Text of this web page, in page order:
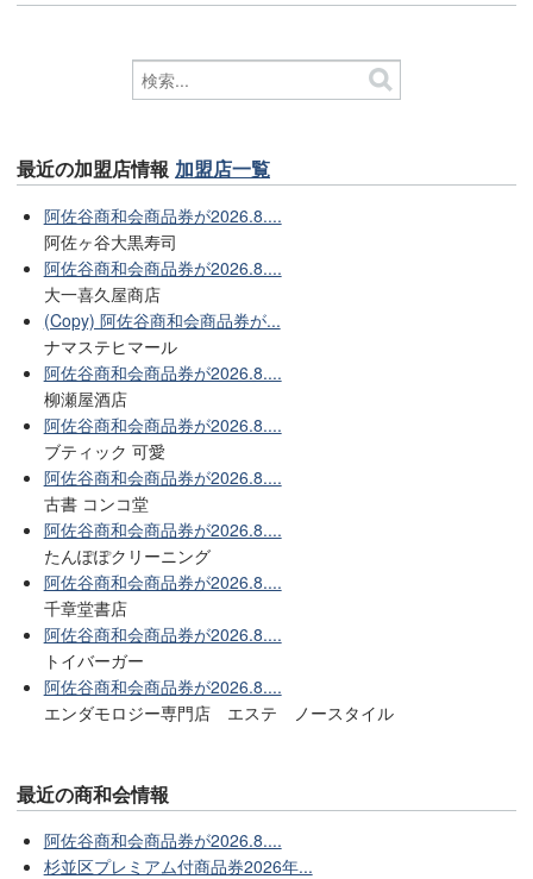
最近の加盟店情報 加盟店一覧
阿佐谷商和会商品券が2026.8....
阿佐ヶ谷大黒寿司
阿佐谷商和会商品券が2026.8....
大一喜久屋商店
(Copy) 阿佐谷商和会商品券が...
ナマステヒマール
阿佐谷商和会商品券が2026.8....
柳瀬屋酒店
阿佐谷商和会商品券が2026.8....
ブティック 可愛
阿佐谷商和会商品券が2026.8....
古書 コンコ堂
阿佐谷商和会商品券が2026.8....
たんぽぽクリーニング
阿佐谷商和会商品券が2026.8....
千章堂書店
阿佐谷商和会商品券が2026.8....
トイバーガー
阿佐谷商和会商品券が2026.8....
エンダモロジー専門店 エステ ノースタイル
最近の商和会情報
阿佐谷商和会商品券が2026.8....
杉並区プレミアム付商品券2026年...